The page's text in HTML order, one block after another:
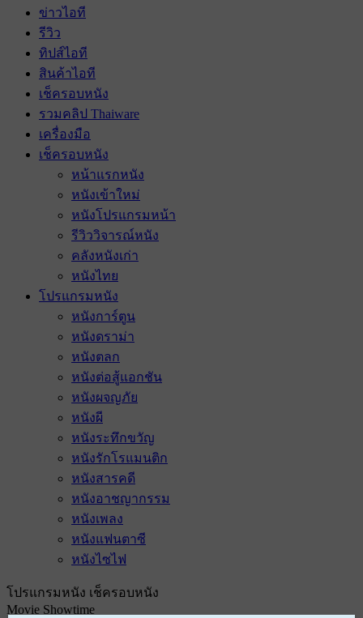
ข่าวไอที
รีวิว
ทิปส์ไอที
สินค้าไอที
เช็ครอบหนัง
รวมคลิป Thaiware
เครื่องมือ
เช็ครอบหนัง
หน้าแรกหนัง
หนังเข้าใหม่
หนังโปรแกรมหน้า
รีวิววิจารณ์หนัง
คลังหนังเก่า
หนังไทย
โปรแกรมหนัง
หนังการ์ตูน
หนังดราม่า
หนังตลก
หนังต่อสู้แอกชัน
หนังผจญภัย
หนังผี
หนังระทึกขวัญ
หนังรักโรแมนติก
หนังสารคดี
หนังอาชญากรรม
หนังเพลง
หนังแฟนตาซี
หนังไซไฟ
โปรแกรมหนัง เช็ครอบหนัง
Movie Showtime